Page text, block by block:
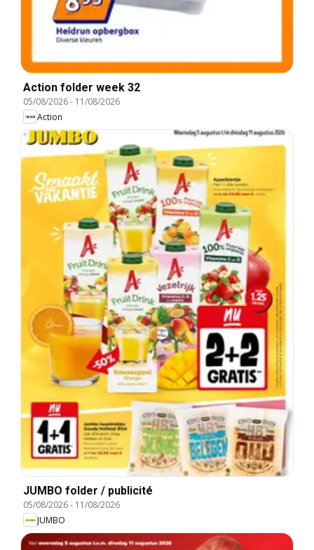
Action folder week 32
05/08/2026- 11/08/2026
Action
JUMBO folder / publicité
05/08/2026- 11/08/2026
JUMBO